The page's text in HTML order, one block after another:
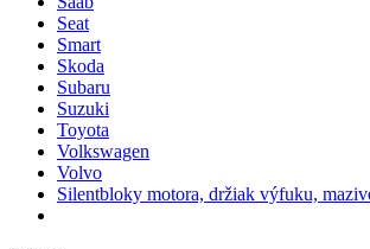
Seat
Smart
Skoda
Subaru
Suzuki
Toyota
Volkswagen
Volvo
Silentbloky motora, držiak výfuku,